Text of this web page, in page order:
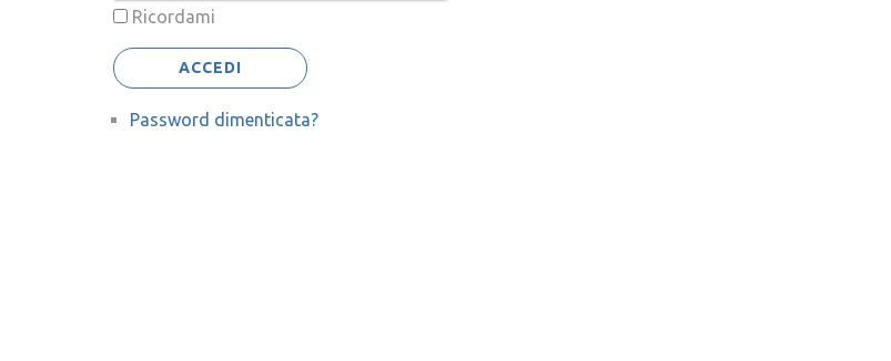
Ricordami
ACCEDI
Password dimenticata?